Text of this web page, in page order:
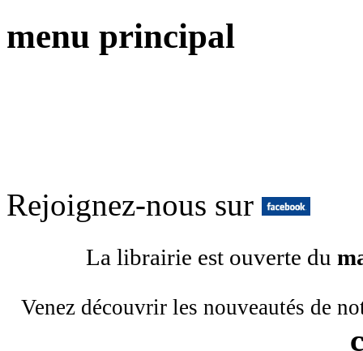
menu principal
Rejoignez-nous sur
La librairie est ouverte du
Venez découvrir les nouveautés de